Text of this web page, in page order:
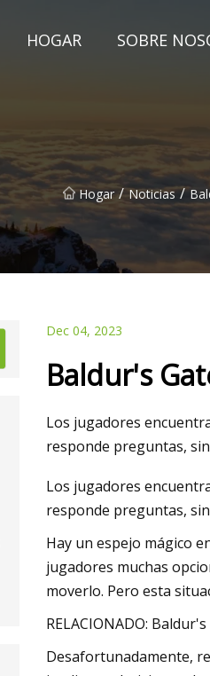
HOGAR SOBRE
Hogar / Noticias /
La evolución de los
diseño de baños
disruptivos
Dec 04, 2023
Baldur's
Los jugadores
responde preguntas,
Los jugadores
responde preguntas,
Hay un espejo mágico
jugadores muchas
moverlo. Pero esta
RELACIONADO:
Desafortunadamente,